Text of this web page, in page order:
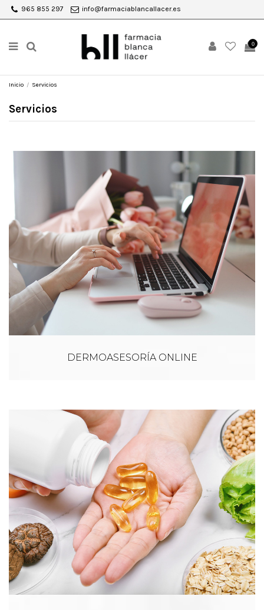
965 855 297 info@farmaciablancallacer.es
0
Inicio Servicios
Servicios
DERMOASESORÍA ONLINE